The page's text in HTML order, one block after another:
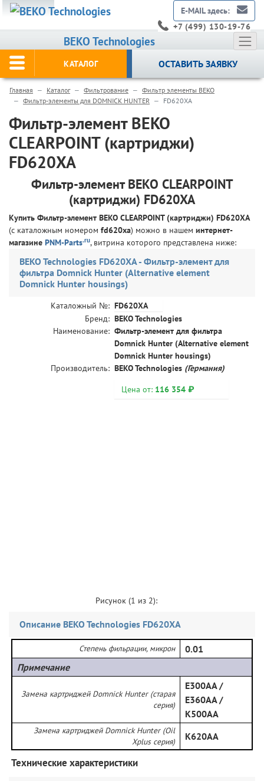
BEKO Technologies
E-MAIL здесь:
+7 (499) 130-19-76
КАТАЛОГ ОСТАВИТЬ ЗАЯВКУ
Главная Каталог Фильтрование
Фильтр элементы BEKO
Фильтр-элементы для DOMNICK HUNTER
FD620XA
Фильтр-элемент BEKO
CLEARPOINT (картриджи)
FD620XA
Фильтр-элемент BEKO CLEARPOINT
(картриджи) FD620XA
Купить Фильтр-элемент BEKO CLEARPOINT (картриджи) FD620XA
(с каталожным номером fd620xa) можно в нашем интернет-
магазине PNM-Parts.ru, витрина которого представлена ниже:
BEKO Technologies FD620XA - Фильтр-элемент для
фильтра Domnick Hunter (Alternative element
Domnick Hunter housings)
Каталожный №: FD620XA
Бренд: BEKO Technologies
Наименование: Фильтр-элемент для фильтра
Domnick Hunter (Alternative element
Domnick Hunter housings)
Производитель: BEKO Technologies (Германия)
Цена от: 116 354 ₽
Рисунок (1 из 2):
Описание BEKO Technologies FD620XA
Технические характеристики
Степень фильрации, микрон
0.01
Примечание
Замена картриджей Domnick Hunter (старая
серия)
E300AA /
E360AA /
K500AA
Замена картриджей Domnick Hunter (Oil
Xplus серия)
K620AA